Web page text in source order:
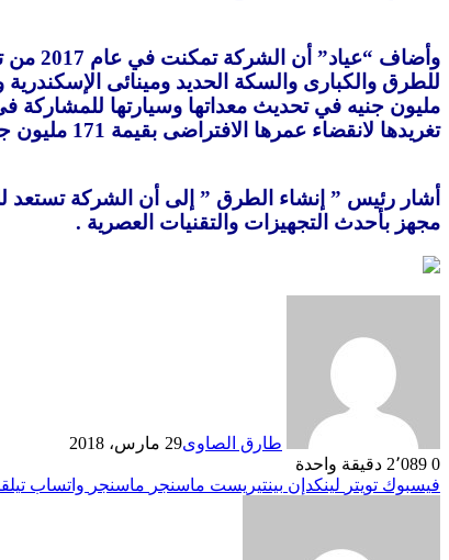
مليون جنيه في تحديث معداتها وسيارتها
تغريدها لانقضاء عمرها الافتراضى بقيمة 171 مليون جنيه
مجهز بأحدث التجهيزات والتقنيات العصرية .
طارق الصاوى29 مارس، 2018
0
دقيقة واحدة
فيسبوك تويتر لينكدإن بينتيريست ماسنجر ماسنجر واتساب